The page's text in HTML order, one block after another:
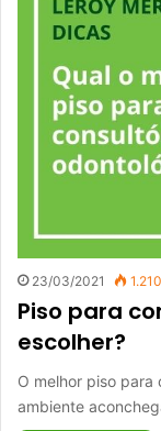
23/03/2021 1.210
Piso para
escolher?
O melhor piso
ambiente